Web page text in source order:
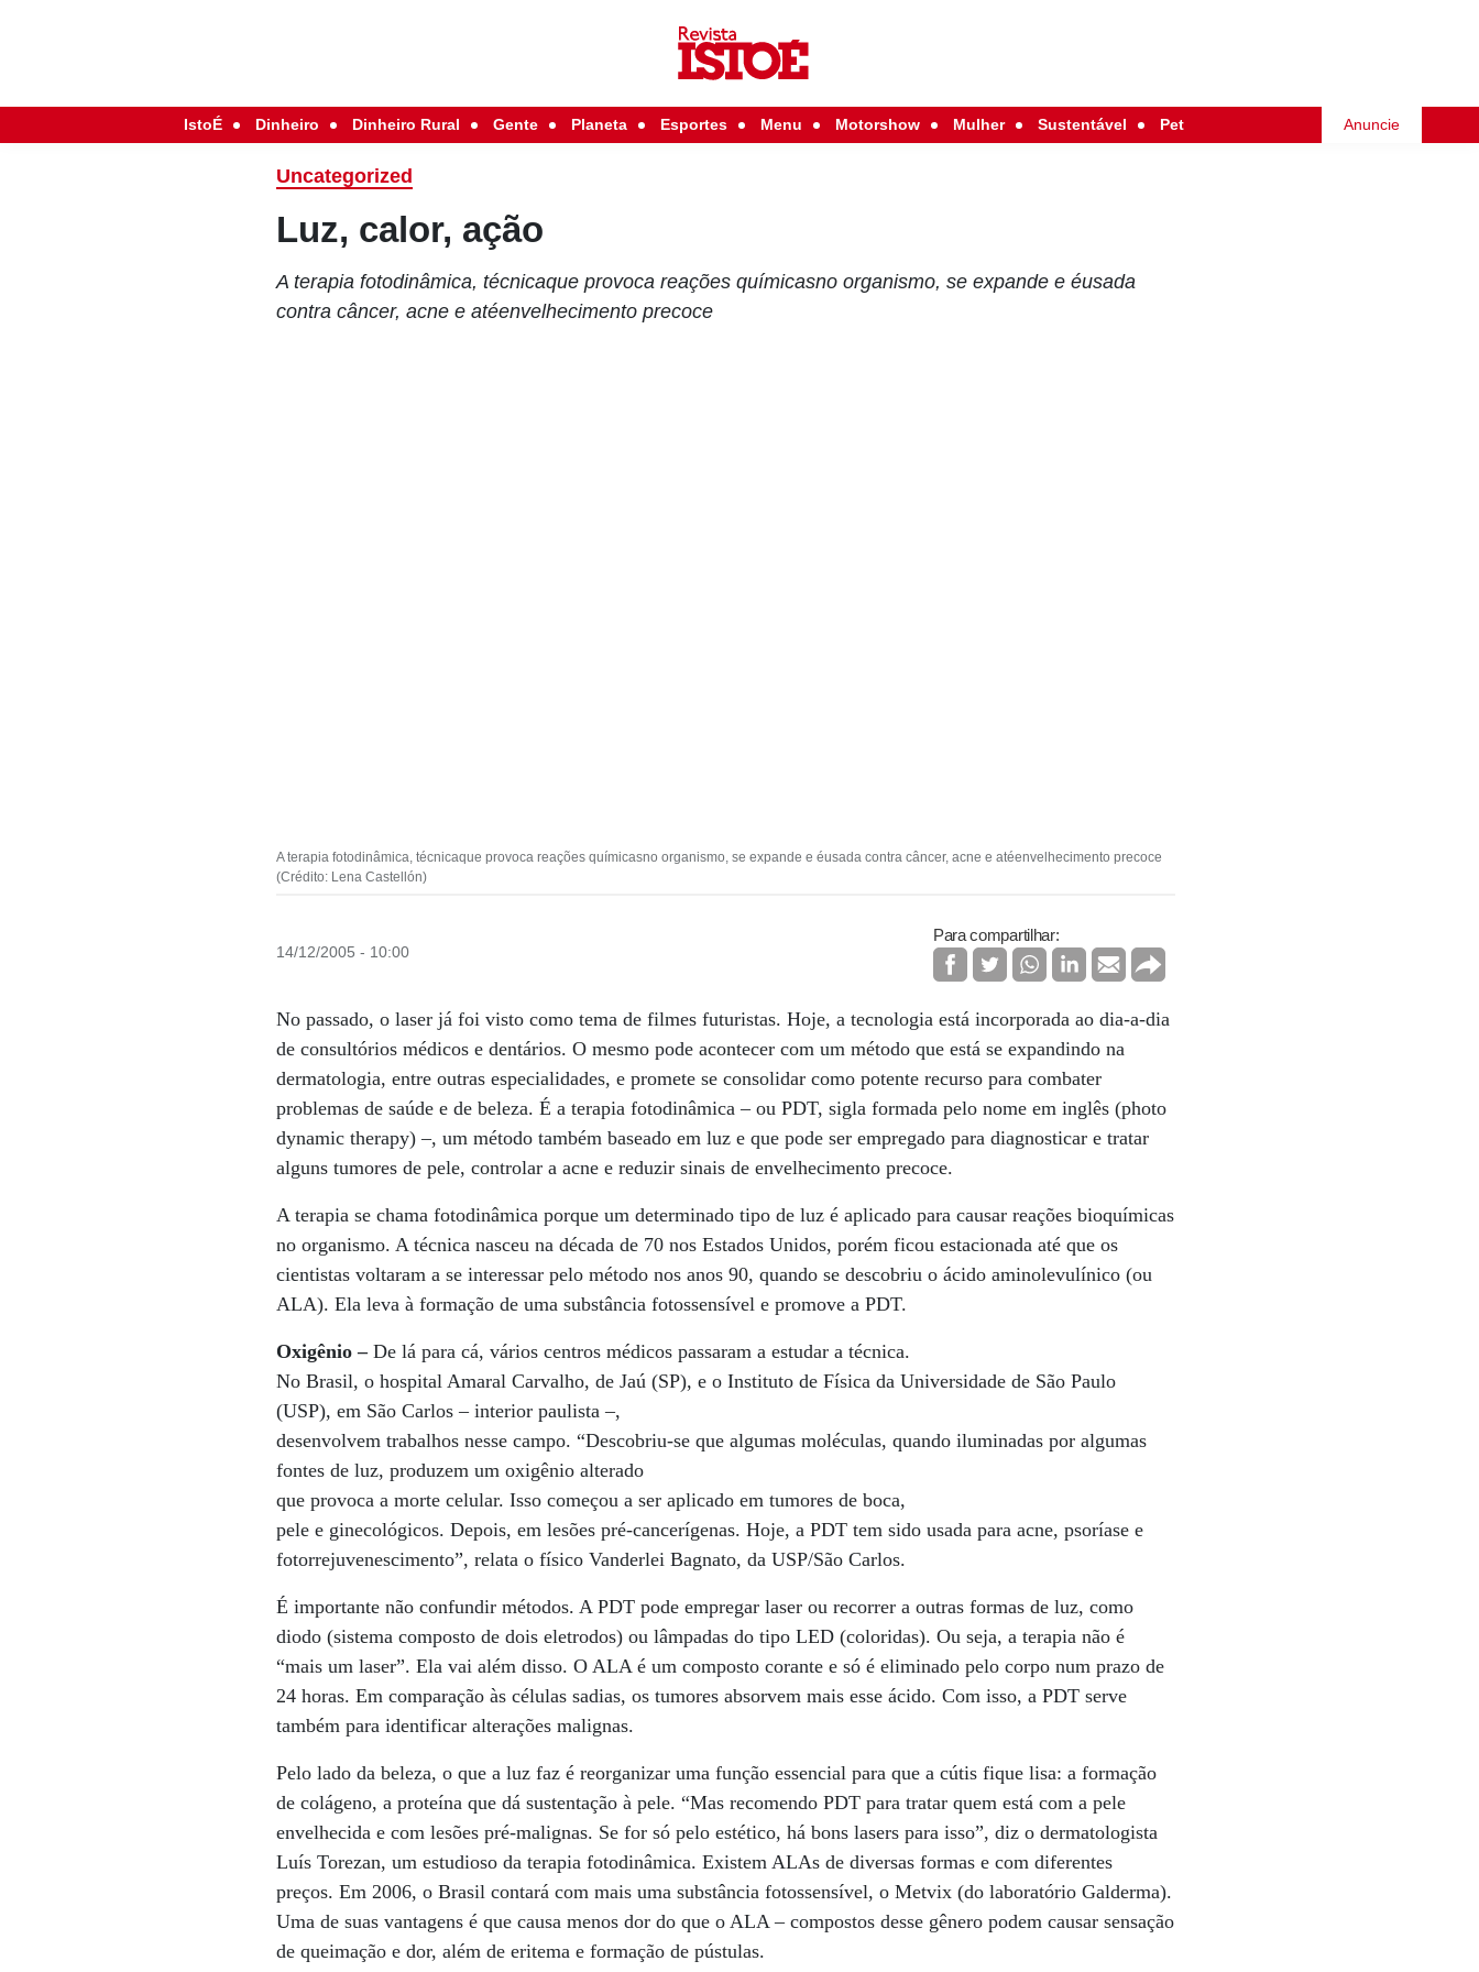
IstoÉ Dinheiro Dinheiro Rural Gente Planeta Esportes Menu Motorshow Mulher Sustentável Pet Anuncie
Uncategorized
Luz, calor, ação
A terapia fotodinâmica, técnicaque provoca reações químicasno organismo, se expande e éusada
contra câncer, acne e atéenvelhecimento precoce
A terapia fotodinâmica, técnicaque provoca reações químicasno organismo, se expande e éusada contra câncer, acne e atéenvelhecimento precoce
(Crédito: Lena Castellón)
14/12/2005 - 10:00
Para compartilhar:
No passado, o laser já foi visto como tema de filmes futuristas. Hoje, a tecnologia está incorporada ao dia-a-dia
de consultórios médicos e dentários. O mesmo pode acontecer com um método que está se expandindo na
dermatologia, entre outras especialidades, e promete se consolidar como potente recurso para combater
problemas de saúde e de beleza. É a terapia fotodinâmica – ou PDT, sigla formada pelo nome em inglês (photo
dynamic therapy) –, um método também baseado em luz e que pode ser empregado para diagnosticar e tratar
alguns tumores de pele, controlar a acne e reduzir sinais de envelhecimento precoce.
A terapia se chama fotodinâmica porque um determinado tipo de luz é aplicado para causar reações bioquímicas
no organismo. A técnica nasceu na década de 70 nos Estados Unidos, porém ficou estacionada até que os
cientistas voltaram a se interessar pelo método nos anos 90, quando se descobriu o ácido aminolevulínico (ou
ALA). Ela leva à formação de uma substância fotossensível e promove a PDT.
Oxigênio –De lá para cá, vários centros médicos passaram a estudar a técnica.
No Brasil, o hospital Amaral Carvalho, de Jaú (SP), e o Instituto de Física da Universidade de São Paulo
(USP), em São Carlos – interior paulista –,
desenvolvem trabalhos nesse campo. “Descobriu-se que algumas moléculas, quando iluminadas por algumas
fontes de luz, produzem um oxigênio alterado
que provoca a morte celular. Isso começou a ser aplicado em tumores de boca,
pele e ginecológicos. Depois, em lesões pré-cancerígenas. Hoje, a PDT tem sido usada para acne, psoríase e
fotorrejuvenescimento”, relata o físico Vanderlei Bagnato, da USP/São Carlos.
É importante não confundir métodos. A PDT pode empregar laser ou recorrer a outras formas de luz, como
diodo (sistema composto de dois eletrodos) ou lâmpadas do tipo LED (coloridas). Ou seja, a terapia não é
“mais um laser”. Ela vai além disso. O ALA é um composto corante e só é eliminado pelo corpo num prazo de
24 horas. Em comparação às células sadias, os tumores absorvem mais esse ácido. Com isso, a PDT serve
também para identificar alterações malignas.
Pelo lado da beleza, o que a luz faz é reorganizar uma função essencial para que a cútis fique lisa: a formação
de colágeno, a proteína que dá sustentação à pele. “Mas recomendo PDT para tratar quem está com a pele
envelhecida e com lesões pré-malignas. Se for só pelo estético, há bons lasers para isso”, diz o dermatologista
Luís Torezan, um estudioso da terapia fotodinâmica. Existem ALAs de diversas formas e com diferentes
preços. Em 2006, o Brasil contará com mais uma substância fotossensível, o Metvix (do laboratório Galderma).
Uma de suas vantagens é que causa menos dor do que o ALA – compostos desse gênero podem causar sensação
de queimação e dor, além de eritema e formação de pústulas.